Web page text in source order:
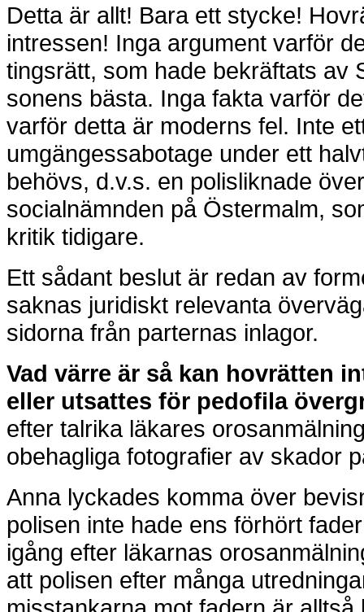
Detta är allt! Bara ett stycke!
intressen! Inga argument varför
tingsrätt, som hade bekräftats av
sonens bästa. Inga fakta varför
varför detta är moderns fel. Inte
umgängessabotage under ett
behövs, d.v.s. en polisliknade
socialnämnden på Östermalm,
kritik tidigare.
Ett sådant beslut är redan av
saknas juridiskt relevanta
sidorna från parternas inlagor.
Vad värre är så kan hovrätten
eller utsattes för pedofila
efter talrika läkares
obehagliga fotografier av skador
Anna lyckades komma över
polisen inte hade ens förhört
igång efter läkarnas
att polisen efter många